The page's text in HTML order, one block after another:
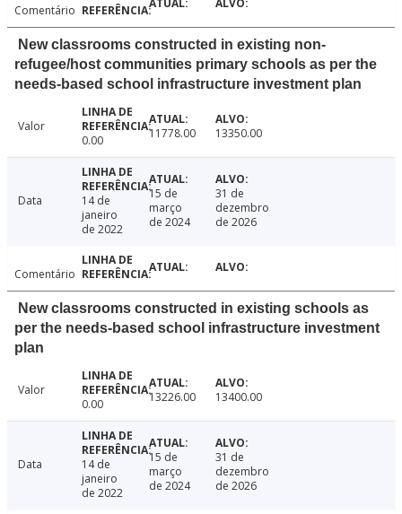
Comentário
New classrooms constructed in existing non-
refugee/host communities primary schools as per the
needs-based school infrastructure investment plan
Valor
0.00
11778.00 13350.00
Data
14 de
janeiro
de 2022
15 de
março
de 2024
31 de
dezembro
de 2026
Comentário
New classrooms constructed in existing schools as
per the needs-based school infrastructure investment
plan
Valor
0.00
13226.00 13400.00
Data
14 de
janeiro
de 2022
15 de
março
de 2024
31 de
dezembro
de 2026